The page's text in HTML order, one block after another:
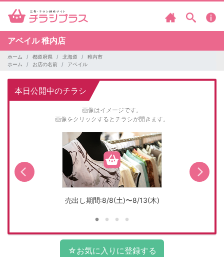
アベイル稚内店
ホーム 都道府県 北海道
稚内市
ホーム
お店の名前 アベイル
本日公開中のチラシ
画像はイメージです。
画像をクリックするとチラシが開きます。
売出し期間:8/8(土)〜8/13(木)